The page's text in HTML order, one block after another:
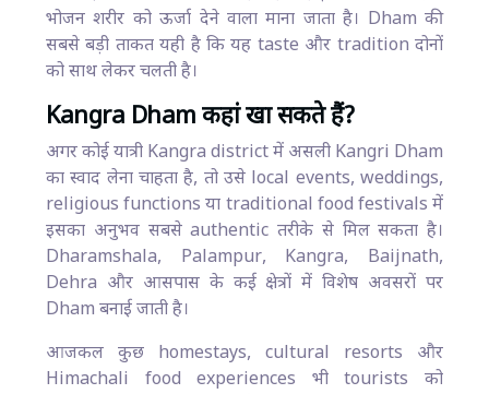
भोजन शरीर को ऊर्जा देने वाला माना जाता है। Dham की
सबसे बड़ी ताकत यही है कि यह taste और tradition दोनों
को साथ लेकर चलती है।
Kangra Dham कहां खा सकते हैं?
अगर कोई यात्री Kangra district में असली Kangri Dham
का स्वाद लेना चाहता है, तो उसे local events, weddings,
religious functions या traditional food festivals में
इसका अनुभव सबसे authentic तरीके से मिल सकता है।
Dharamshala, Palampur, Kangra, Baijnath,
Dehra और आसपास के कई क्षेत्रों में विशेष अवसरों पर
Dham बनाई जाती है।
आजकल कुछ homestays, cultural resorts और
Himachali food experiences भी tourists को